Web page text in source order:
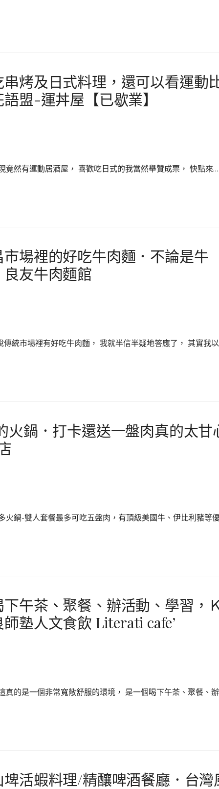
烤及日式料理，還可以看運動
盟-運丼屋【已歇業】
然有運動居酒屋， 喜歡吃日式的我當然舉贊成票， 快點來…
場裡的好吃牛肉麵．不論是牛
友牛肉麵館
統市場裡有好吃牛肉麵， 我就半信半疑地答應了， 其實我
火鍋．打卡還送一盤肉真的太甘
鍋-雙人套餐最多可吃五盤肉，有頂級美國牛、伊比利豬等
午茶、聚餐、辦活動、學習，
塾人文食飲 Literati cafe’
的是一個非常寬敞舒服的環境， 是一個喝下午茶、聚餐、
活蝦料理/精釀啤酒餐廳．台灣